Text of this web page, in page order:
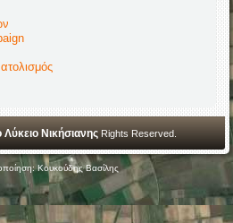
Λύκειο Νικήσιανης Rights Reserved.
Κουκούδης Βασίλης